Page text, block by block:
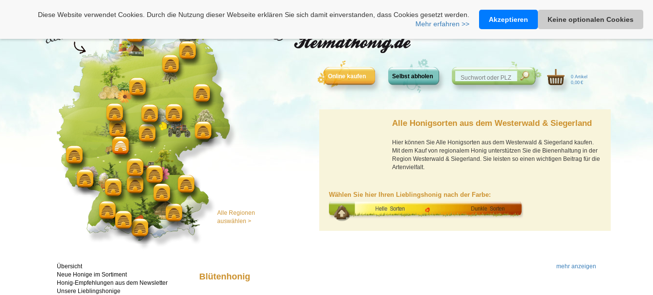
Alle Regionen
auswählen >
Heimathonig auf Facebook|Kunden-Login|Warenkorb
Diese Website verwendet Cookies. Durch die Nutzung dieser Webseite erklären Sie sich damit einverstanden, dass Cookies gesetzt werden.
Mehr erfahren >>
Akzeptieren Keine optionalen Cookies
Online kaufen Selbst abholen
0 Artikel
0,00 €
Alle Honigsorten aus dem Westerwald & Siegerland
Hier können Sie Alle Honigsorten aus dem Westerwald & Siegerland kaufen.
Mit dem Kauf von regionalem Honig unterstützen Sie die Bienenhaltung in der
Region Westerwald & Siegerland. Sie leisten so einen wichtigen Beitrag für die
Artenvielfalt.
Wählen Sie hier Ihren Lieblingshonig nach der Farbe:
Übersicht
Neue Honige im Sortiment
Honig-Empfehlungen aus dem Newsletter
Unsere Lieblingshonige
mehr anzeigen
Blütenhonig